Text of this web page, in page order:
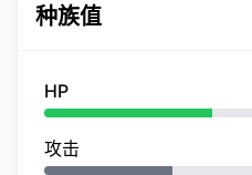
种族值
HP
攻击